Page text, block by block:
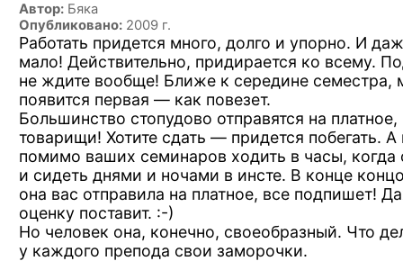
Автор: Бяка
Опубликовано: 2009 г.
Работать придется много, долго и упорно. И
мало! Действительно, придирается ко всему.
не ждите вообще! Ближе к середине семестра,
появится первая — как повезет.
Большинство стопудово отправятся на
товарищи! Хотите сдать — придется побегать.
помимо ваших семинаров ходить в часы, когда
и сидеть днями и ночами в инсте. В конце
она вас отправила на платное, все подпишет!
оценку поставит. :-)
Но человек она, конечно, своеобразный. Что
у каждого препода свои заморочки.